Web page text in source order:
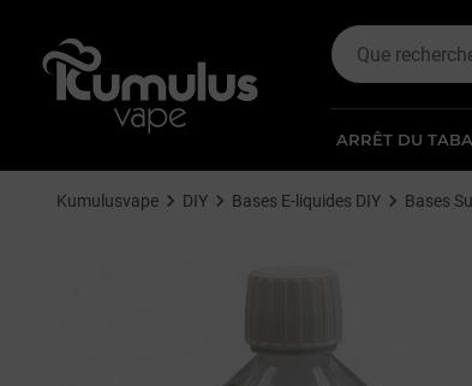
ARRÊT DU
Kumulusvape DIY Bases E-liquides DIY Bases